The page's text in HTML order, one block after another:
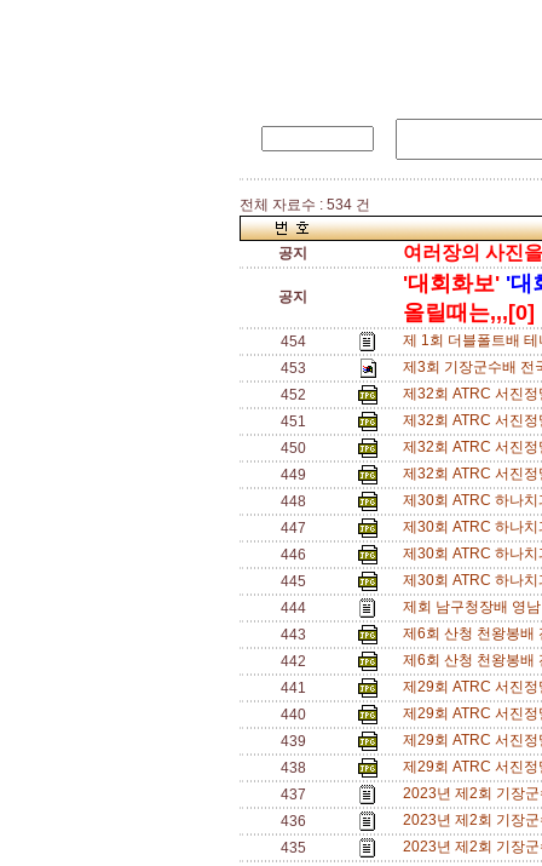
전체 자료수 : 534 건
공지 여러장의 사진
공지
'대회화보' '대
올릴때는,,,[0]
454
제 1회 더블폴트배
453
제3회 기장군수배
452
제32회 ATRC 서진
451
제32회 ATRC 서진
450
제32회 ATRC 서진
449
제32회 ATRC 서진
448
제30회 ATRC 하나
447
제30회 ATRC 하나
446
제30회 ATRC 하나
445
제30회 ATRC 하나
444
제회 남구청장배 영
443
제6회 산청 천왕봉
442
제6회 산청 천왕봉
441
제29회 ATRC 서진
440
제29회 ATRC 서진
439
제29회 ATRC 서진
438
제29회 ATRC 서진
437
2023년 제2회 기장
436
2023년 제2회 기장
435
2023년 제2회 기장